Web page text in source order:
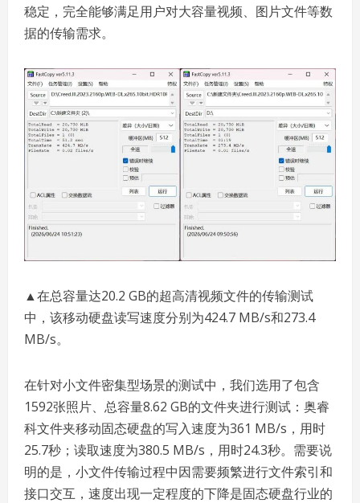
稳定，完全能够满足用户对大容量视频、图片文件等数
据的传输需求。
▲在总容量达20.2 GB的超高清视频文件的传输测试
中，该移动硬盘读写速度分别为424.7 MB/s和273.4
MB/s。
在针对小文件密集型场景的测试中，我们选用了包含
1592张照片、总容量8.62 GB的文件夹进行测试：奥睿
科文件夹移动固态硬盘的写入速度为361 MB/s，用时
25.7秒；读取速度为380.5 MB/s，用时24.3秒。需要说
明的是，小文件传输过程中因需要频繁进行文件索引和
接口交互，速度出现一定程度的下降是固态硬盘行业的